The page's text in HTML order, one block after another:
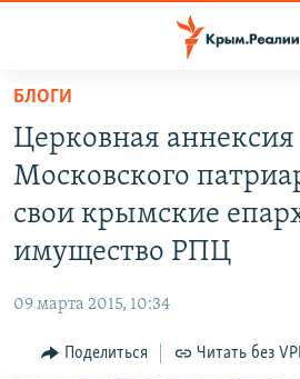
Вернуться
основному
содержанию
главной
Вернутся
поиску
СПЕЦПРОЕКТЫ
КАРТА ВОЕННЫХ ОБЪЕКТОВ КРЫМА
ИНТЕРАКТИВ
ИНФОГРАФИКА
РАДІО СВОБОДА
КАК ОБОЙТИ БЛОКИРОВКУ
БЛОГИ
Церковная
Московского
свои крымские
имущество РПЦ
09 марта 2015, 10:34
Поделиться Читать без